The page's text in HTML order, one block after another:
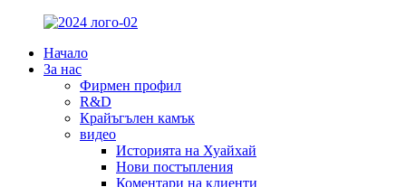
Начало
За нас
Фирмен профил
R&D
Крайъгълен камък
видео
Историята на Хуайхай
Нови постъпления
Коментари на клиенти